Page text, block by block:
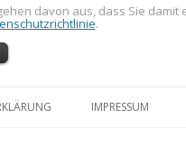
IMPRESSUM
davon aus, dass Sie
.